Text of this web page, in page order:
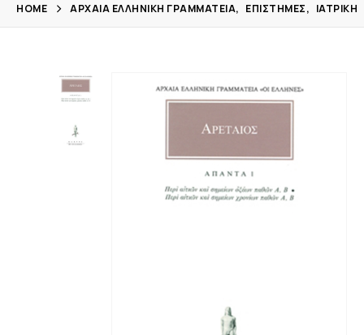
HOME ΑΡΧΑΊΑ ΕΛΛΗΝΙΚΉ ΓΡΑΜΜΑΤΕΊΑ, ΕΠΙΣΤΉΜΕΣ, ΙΑΤΡΙΚΉ